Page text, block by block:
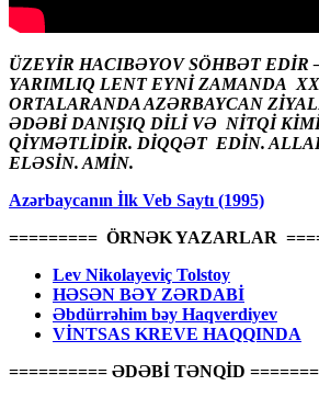
ÜZEYİR HACIBƏYOV SÖHBƏT EDİR
YARIMLIQ LENT EYNİ ZAMANDA
ORTALARANDA AZƏRBAYCAN
ƏDƏBİ DANIŞIQ DİLİ VƏ NİTQİ
QİYMƏTLİDİR. DİQQƏT EDİN.
ELƏSİN. AMİN.
Azərbaycanın İlk Veb Saytı (1995)
========= ÖRNƏK YAZARLAR
Lev Nikolayeviç Tolstoy
HƏSƏN BƏY ZƏRDABİ
Əbdürrəhim bəy Haqverdiyev
VİNTSAS KREVE HAQQINDA
========== ƏDƏBİ TƏNQİD